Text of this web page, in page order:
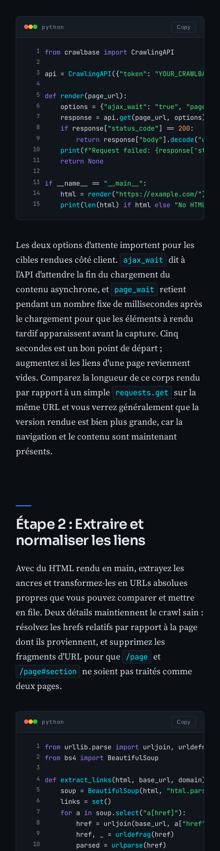
python Copy
from crawlbase import CrawlingAPI
api = CrawlingAPI({"token" :
def render(page_url):
    options = {
"ajax_wait" : "true" ,
    response = api.
get(page_url, options)
if response[ "status_code" ] == 200 :
return response[ "body" ]. decode("utf-
print(f"Request failed:
return None
if __name__ == "__main__" :
    html =
render("https://example.com/")
print(len(html) if html else "No HTML
Les deux options d'attente importent pour les
cibles rendues côté client.
ajax_wait dit à
l'API d'attendre la fin du chargement du
contenu asynchrone, et page_wait retient
pendant un nombre fixe de millisecondes après
le chargement pour que les éléments à rendu
tardif apparaissent avant la capture. Cinq
secondes est un bon point de départ ;
augmentez si les liens d'une page reviennent
vides. Comparez la longueur de ce corps rendu
par rapport à un simple requests.get sur la
même URL et vous verrez généralement que la
version rendue est bien plus grande, car la
navigation et le contenu sont maintenant
présents.
Étape 2 : Extraire et
normaliser les liens
Avec du HTML rendu en main, extrayez les
ancres et transformez-les en URLs absolues
propres que vous pouvez comparer et mettre
en file. Deux détails maintiennent le crawl sain :
résolvez les hrefs relatifs par rapport à la page
dont ils proviennent, et supprimez les
fragments d'URL pour que
/page et
/page#section ne soient pas traités comme
deux pages.
python Copy
from urllib.parse import urljoin, urldefrag,
from bs4 import BeautifulSoup
def extract_links(html, base_url, domain):
    soup =
BeautifulSoup(html, "html.parser"
    links =
set()
for a in soup. select("a[href]"):
        href = urljoin(base_url, a[
"href"
        href, _ =
urldefrag(href)
        parsed =
urlparse(href)